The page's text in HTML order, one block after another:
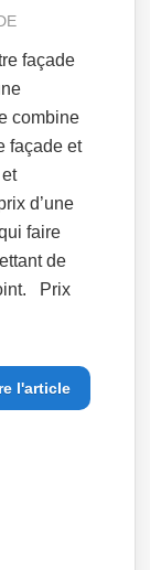
façade
combine
façade et
d’une
faire
de
Prix
l'article